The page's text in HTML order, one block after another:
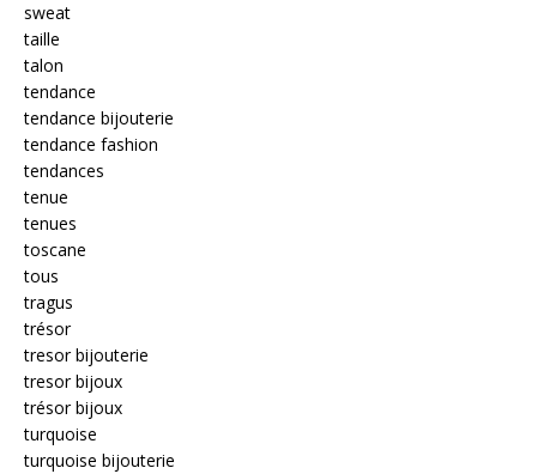
sweat
taille
talon
tendance
tendance bijouterie
tendance fashion
tendances
tenue
tenues
toscane
tous
tragus
trésor
tresor bijouterie
tresor bijoux
trésor bijoux
turquoise
turquoise bijouterie